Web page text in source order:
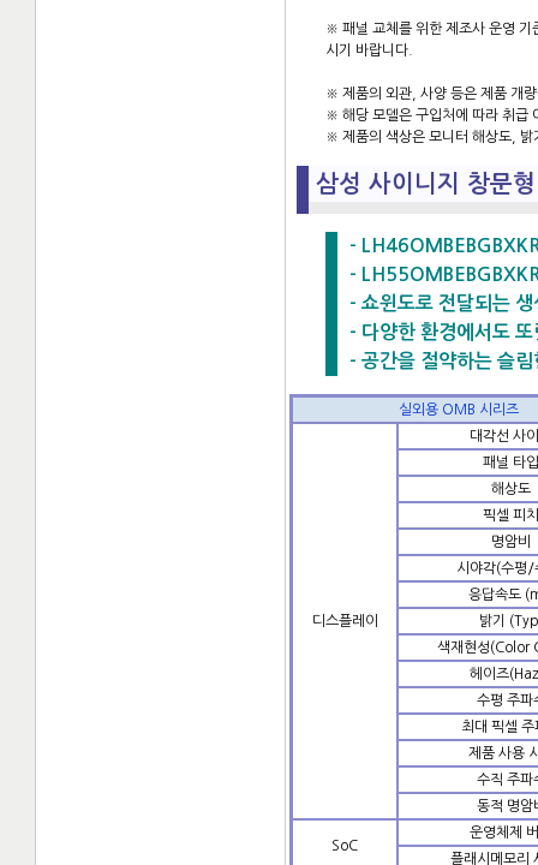
※ 패널 교체를 위한 제조사 운영 기
시기 바랍니다.
※ 제품의 외관, 사양 등은 제품 개
※ 해당 모델은 구입처에 따라 취급
※ 제품의 색상은 모니터 해상도,
삼성 사이니지 창문
-
-
- 쇼윈도로 전달되는
- 다양한 환경에서도 또
- 공간을 절약하는 슬림
실외용 OMB 시리즈
디스플레이
대각선 사
패널 타입
해상도
픽셀 피치
명암비
시야각(수평/
응답속도
밝기
색재현성(Color
헤이즈
수평 주파
최대 픽셀 주
제품 사용
수직 주파
동적 명암
SoC
운영체제
플래시메모리